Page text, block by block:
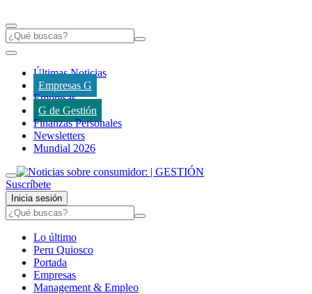
Últimas Noticias
Empresas G
Empresas
G de Gestión
Finanzas Personales
Newsletters
Mundial 2026
Suscríbete
Inicia sesión
Lo último
Peru Quiosco
Portada
Empresas
Management & Empleo